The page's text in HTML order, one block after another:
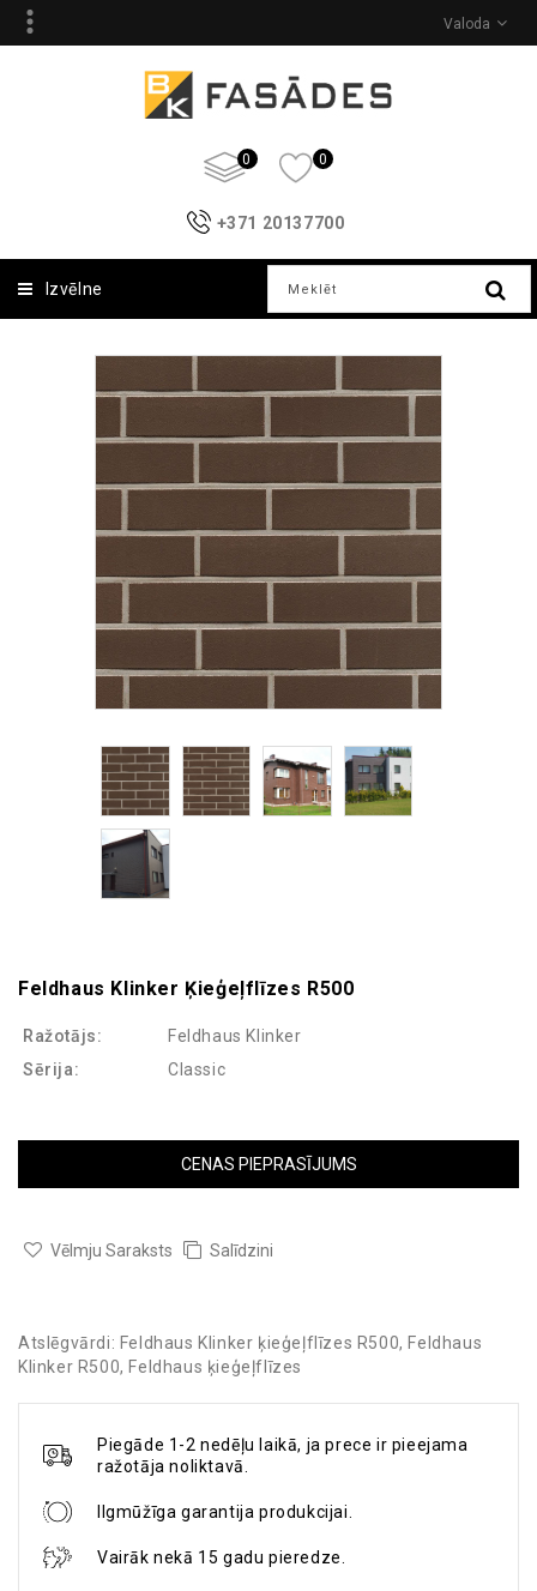
Valoda
0 0
+371 20137700
Izvēlne
Feldhaus Klinker Ķieģeļflīzes R500
Ražotājs:
Feldhaus Klinker
Sērija:
Classic
CENAS PIEPRASĪJUMS
Vēlmju Saraksts Salīdzini
Atslēgvārdi: Feldhaus Klinker ķieģeļflīzes R500, Feldhaus
Klinker R500, Feldhaus ķieģeļflīzes
Piegāde 1-2 nedēļu laikā, ja prece ir pieejama
ražotāja noliktavā.
Ilgmūžīga garantija produkcijai.
Vairāk nekā 15 gadu pieredze.